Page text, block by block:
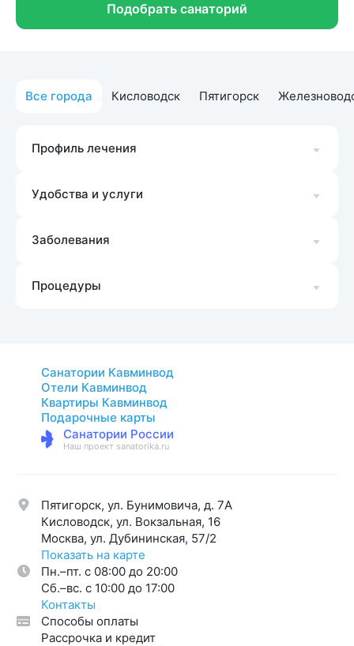
Подобрать санаторий
Все города Кисловодск Пятигорск
Профиль лечения
Удобства и услуги
Заболевания
Процедуры
Санатории Кавминвод
Отели Кавминвод
Квартиры Кавминвод
Подарочные карты
Санатории России
Наш проект sanatorika.ru
Пятигорск, ул. Бунимовича, д. 7A
Кисловодск, ул. Вокзальная, 16
Москва, ул. Дубининская, 57/2
Показать на карте
Пн.–пт. с 08:00 до 20:00
Cб.–вс. с 10:00 до 17:00
Контакты
Способы оплаты
Рассрочка и кредит